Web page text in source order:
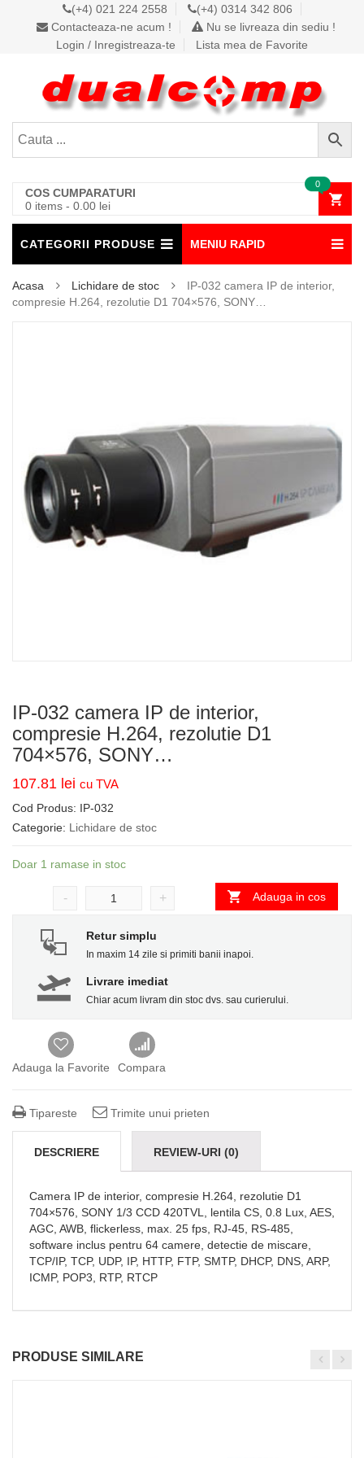
(+4) 021 224 2558
(+4) 0314 342 806
Contacteaza-ne acum !
Nu se livreaza din sediu !
Login / Inregistreaza-te
Lista mea de Favorite
COS CUMPARATURI
0 items - 0.00 lei
0
CATEGORII PRODUSE MENIU RAPID
Acasa Lichidare de stoc
IP-032 camera IP de interior,
compresie H.264, rezolutie D1 704×576, SONY…
IP-032 camera IP de interior,
compresie H.264, rezolutie D1
704×576, SONY…
107.81 lei cu TVA
Cod Produs: IP-032
Categorie: Lichidare de stoc
Doar 1 ramase in stoc
- + Adauga in cos
Retur simplu
In maxim 14 zile si primiti banii inapoi.
Livrare imediat
Chiar acum livram din stoc dvs. sau curierului.
Adauga la Favorite Compara
Tipareste Trimite unui prieten
DESCRIERE REVIEW-URI (0)
Camera IP de interior, compresie H.264, rezolutie D1
704×576, SONY 1/3 CCD 420TVL, lentila CS, 0.8 Lux, AES,
AGC, AWB, flickerless, max. 25 fps, RJ-45, RS-485,
software inclus pentru 64 camere, detectie de miscare,
TCP/IP, TCP, UDP, IP, HTTP, FTP, SMTP, DHCP, DNS, ARP,
ICMP, POP3, RTP, RTCP
PRODUSE SIMILARE